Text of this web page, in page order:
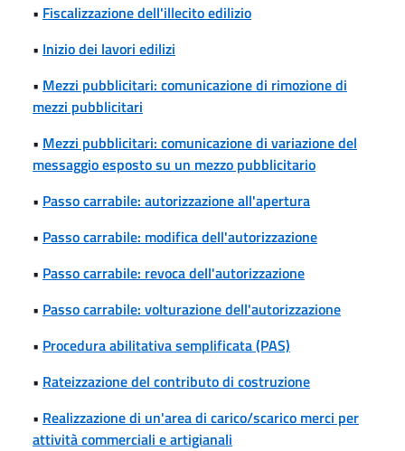
• Fiscalizzazione dell'illecito edilizio
• Inizio dei lavori edilizi
• Mezzi pubblicitari: comunicazione di rimozione di
mezzi pubblicitari
• Mezzi pubblicitari: comunicazione di variazione del
messaggio esposto su un mezzo pubblicitario
• Passo carrabile: autorizzazione all'apertura
• Passo carrabile: modifica dell'autorizzazione
• Passo carrabile: revoca dell'autorizzazione
• Passo carrabile: volturazione dell'autorizzazione
• Procedura abilitativa semplificata (PAS)
• Rateizzazione del contributo di costruzione
• Realizzazione di un'area di carico/scarico merci per
attività commerciali e artigianali